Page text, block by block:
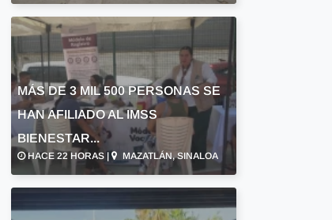
MÁS DE 3 MIL 500 PERSONAS SE
HAN AFILIADO AL IMSS
BIENESTAR...
HACE 22 HORAS | MAZATLÁN, SINALOA